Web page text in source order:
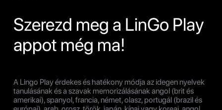
Szerezd meg a LinGo Play
appot még ma!
A Lingo Play érdekes és hatékony módja az idegen nyelvek
tanulásának és a szavak memorizálásának angol (brit és
amerikai), spanyol, francia, német, olasz, portugál (brazil és